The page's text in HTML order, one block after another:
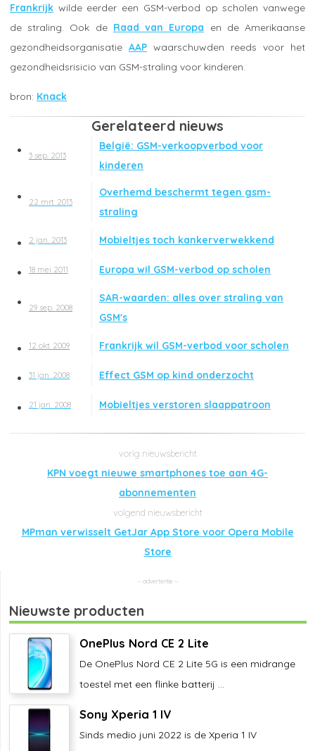
Frankrijk wilde eerder een GSM-verbod op scholen vanwege
de straling. Ook de Raad van Europa en de Amerikaanse
gezondheidsorganisatie AAP waarschuwden reeds voor het
gezondheidsrisicio van GSM-straling voor kinderen.
Knack
Gerelateerd nieuws
3 sep. 2013
België: GSM-verkoopverbod voor
kinderen
22 mrt. 2013
Overhemd beschermt tegen gsm-
straling
2 jan. 2013 Mobieltjes toch kankerverwekkend
18 mei 2011 Europa wil GSM-verbod op scholen
29 sep. 2008
SAR-waarden: alles over straling van
GSM's
12 okt. 2009 Frankrijk wil GSM-verbod voor scholen
31 jan. 2008 Effect GSM op kind onderzocht
21 jan. 2008 Mobieltjes verstoren slaappatroon
KPN voegt nieuwe smartphones toe aan 4G-
abonnementen
MPman verwisselt GetJar App Store voor Opera Mobile
Store
Nieuwste producten
OnePlus Nord CE 2 Lite
De OnePlus Nord CE 2 Lite 5G is een midrange
toestel met een flinke batterij ...
Sony Xperia 1 IV
Sinds medio juni 2022 is de Xperia 1 IV